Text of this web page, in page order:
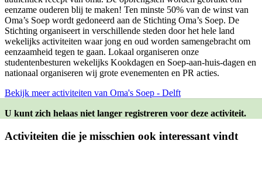
eenzame ouderen blij te maken! Ten minste 50% van de winst van
Oma’s Soep wordt gedoneerd aan de Stichting Oma’s Soep. De
Stichting organiseert in verschillende steden door het hele land
wekelijks activiteiten waar jong en oud worden samengebracht om
eenzaamheid tegen te gaan. Lokaal organiseren onze
studentenbesturen wekelijks Kookdagen en Soep-aan-huis-dagen en
nationaal organiseren wij grote evenementen en PR acties.
Bekijk meer activiteiten van Oma's Soep - Delft
U kunt zich helaas niet langer registreren voor deze activiteit.
Activiteiten die je misschien ook interessant vindt